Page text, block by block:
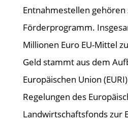
Entnahmestellen gehören
Förderprogramm.
Millionen Euro EU-Mittel
Geld stammt aus dem
Europäischen Union
Regelungen des
Landwirtschaftsfonds zur